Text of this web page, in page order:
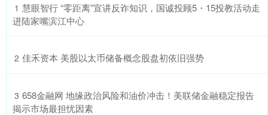
1 ​慧眼智行 “零距离”宣讲反诈知识，国诚投顾5・15投教活动走
进陆家嘴滨江中心
2 ​佳禾资本 美股以太币储备概念股盘初依旧强势
3 ​658金融网 地缘政治风险和油价冲击！美联储金融稳定报告
揭示市场最担忧因素